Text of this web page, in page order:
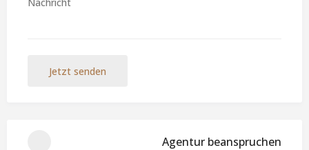
Jetzt senden
Agentur beanspruchen